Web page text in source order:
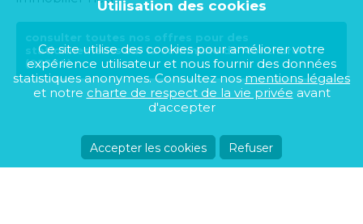
consulter toutes nos offres pour des
stationnements sur la commune de Monthurel
(02330)
Utilisation des cookies
Ce site utilise des cookies pour améliorer votre
expérience utilisateur et nous fournir des données
statistiques anonymes. Consultez nosmentions légales
et notre charte de respect de la vie privée avant
d'accepter
Accepter les cookies Refuser